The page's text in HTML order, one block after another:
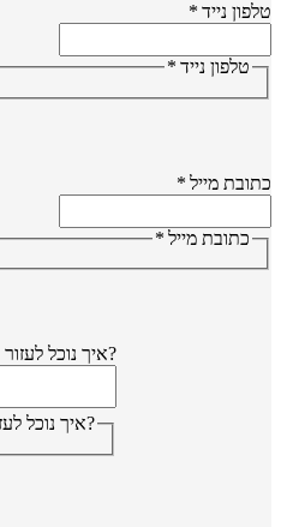
נייד*
טלפון נייד*
מייל*
כתובת מייל*
?איך נוכל לעזור
?איך נוכל לעזור